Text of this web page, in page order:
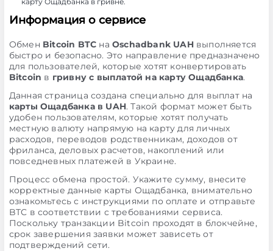
Информация о сервисе
Обмен Bitcoin BTC на Oschadbank UAHвыполняется
быстро и безопасно. Это направление предназначено
для пользователей, которые хотят конвертировать
Bitcoin в гривну с выплатой на карту Ощадбанка.
Данная страница создана специально для выплат на
карты Ощадбанка в UAH. Такой формат может быть
удобен пользователям, которые хотят получать
местную валюту напрямую на карту для личных
расходов, переводов родственникам, доходов от
фриланса, деловых расчетов, накоплений или
повседневных платежей в Украине.
Процесс обмена простой. Укажите сумму, внесите
корректные данные карты Ощадбанка, внимательно
ознакомьтесь с инструкциями по оплате и отправьте
BTC в соответствии с требованиями сервиса.
Поскольку транзакции Bitcoin проходят в блокчейне,
срок завершения заявки может зависеть от
подтверждений сети.